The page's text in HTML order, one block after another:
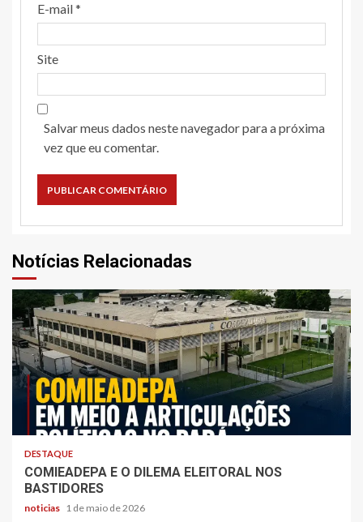
E-mail*
Site
Salvar meus dados neste navegador para a próxima
vez que eu comentar.
Notícias Relacionadas
DESTAQUE
COMIEADEPA E O DILEMA ELEITORAL NOS
BASTIDORES
noticias 1 de maio de 2026